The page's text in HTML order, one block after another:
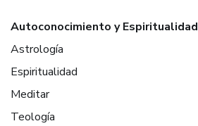
Autoconocimiento y Espiritualidad
Astrología
Espiritualidad
Meditar
Teología